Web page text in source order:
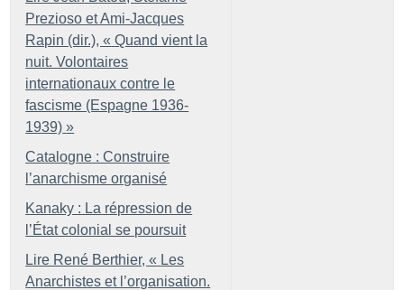
Prezioso et Ami-Jacques
Rapin (dir.), « Quand vient la
nuit. Volontaires
internationaux contre le
fascisme (Espagne 1936-
1939) »
Catalogne : Construire
l’anarchisme organisé
Kanaky : La répression de
l’État colonial se poursuit
Lire René Berthier, « Les
Anarchistes et l’organisation.